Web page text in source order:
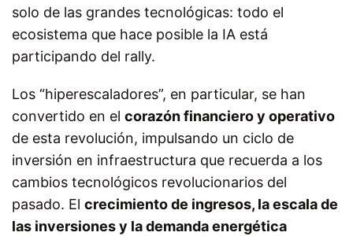
solo de las grandes tecnológicas: todo el
ecosistema que hace posible la IA está
participando del rally.
Los “hiperescaladores”, en particular, se han
convertido en el corazón financiero y operativo
de esta revolución, impulsando un ciclo de
inversión en infraestructura que recuerda a los
cambios tecnológicos revolucionarios del
pasado. El crecimiento de ingresos, la escala de
las inversiones y la demanda energética